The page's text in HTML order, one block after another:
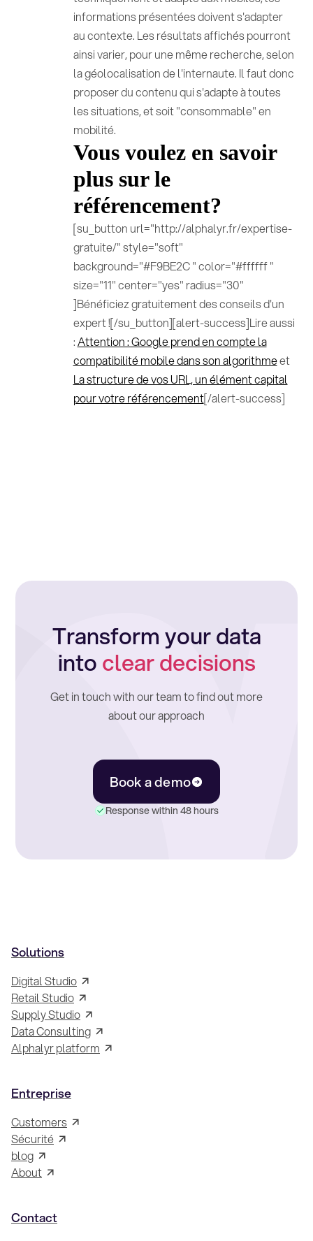
informations présentées doivent s'adapter
au contexte. Les résultats affichés pourront
ainsi varier, pour une même recherche, selon
la géolocalisation de l'internaute. Il faut donc
proposer du contenu qui s'adapte à toutes
les situations, et soit "consommable" en
mobilité.
Vous voulez en savoir
plus sur le
référencement?
[su_button url="http://alphalyr.fr/expertise-
gratuite/" style="soft"
background="#F9BE2C " color="#ffffff "
size="11" center="yes" radius="30"
]Bénéficiez gratuitement des conseils d'un
expert ![/su_button][alert-success]Lire aussi
:Attention : Google prend en compte la
compatibilité mobile dans son algorithmeet
La structure de vos URL, un élément capital
pour votre référencement[/alert-success]
Transform your data
intoclear decisions
Get in touch with our team to find out more
about our approach
Book a demo
Response within 48 hours
Solutions
Digital Studio
Retail Studio
Supply Studio
Data Consulting
Alphalyr platform
Entreprise
Customers
Sécurité
blog
About
Contact